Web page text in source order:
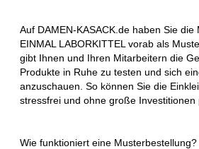
Auf DAMEN-KASACK.de haben Sie die
EINMAL LABORKITTEL vorab als
gibt Ihnen und Ihren Mitarbeitern die
Produkte in Ruhe zu testen und sich
anzuschauen. So können Sie die
stressfrei und ohne große Investitionen
Wie funktioniert eine Musterbestellung?